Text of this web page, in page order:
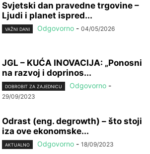
Svjetski dan pravedne trgovine –
Ljudi i planet ispred...
VAŽNI DANI Odgovorno - 04/05/2026
JGL – KUĆA INOVACIJA: „Ponosni
na razvoj i doprinos...
DOBROBIT ZA ZAJEDNICU Odgovorno -
29/09/2023
Odrast (eng. degrowth) – što stoji
iza ove ekonomske...
AKTUALNO Odgovorno - 18/09/2023